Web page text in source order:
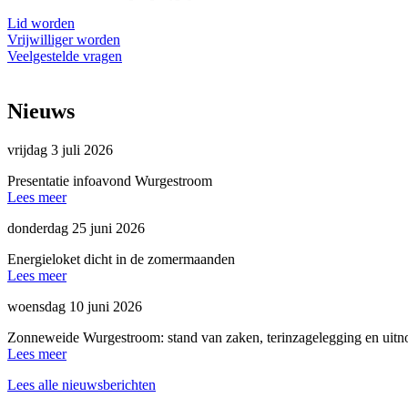
Lid worden
Vrijwilliger worden
Veelgestelde vragen
Nieuws
vrijdag 3 juli 2026
Presentatie infoavond Wurgestroom
Lees meer
donderdag 25 juni 2026
Energieloket dicht in de zomermaanden
Lees meer
woensdag 10 juni 2026
Zonneweide Wurgestroom: stand van zaken, terinzagelegging en
Lees meer
Lees alle nieuwsberichten